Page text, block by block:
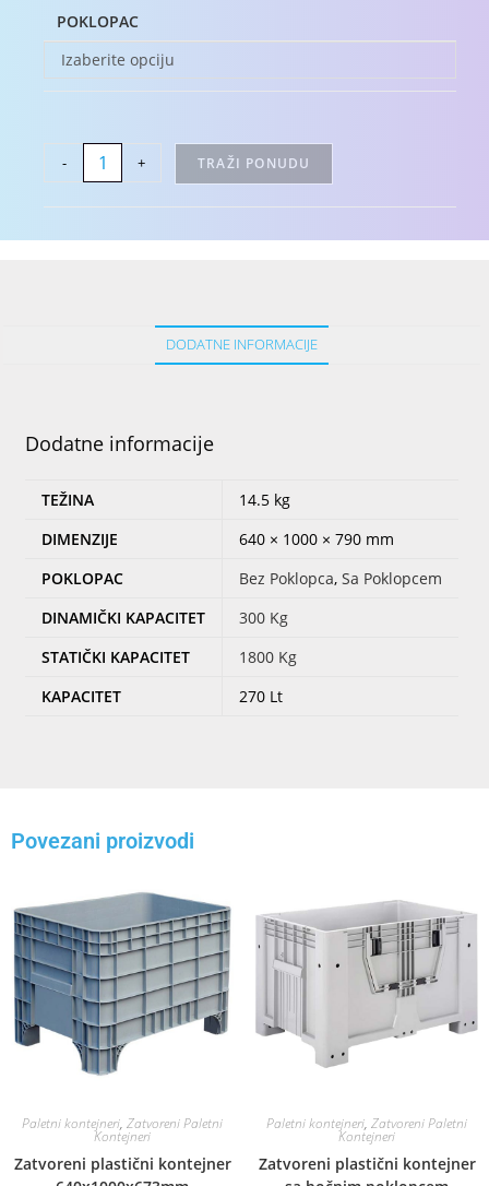
POKLOPAC
Izaberite opciju
- + TRAŽI PONUDU
DODATNE INFORMACIJE
Dodatne informacije
TEŽINA
14.5 kg
DIMENZIJE
640 × 1000 × 790 mm
POKLOPAC
Bez Poklopca, Sa Poklopcem
DINAMIČKI KAPACITET
300 Kg
STATIČKI KAPACITET
1800 Kg
KAPACITET
270 Lt
Povezani proizvodi
Paletni kontejneri, Zatvoreni Paletni
Kontejneri
Zatvoreni plastični kontejner
Paletni kontejneri, Zatvoreni Paletni
Kontejneri
Zatvoreni plastični kontejner